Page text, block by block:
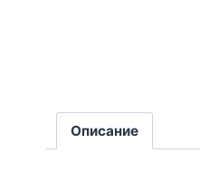
Описание